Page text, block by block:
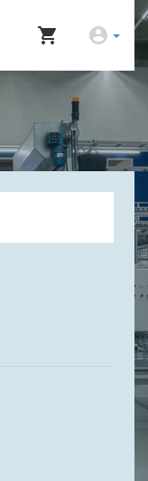
shopping_cart account_circle